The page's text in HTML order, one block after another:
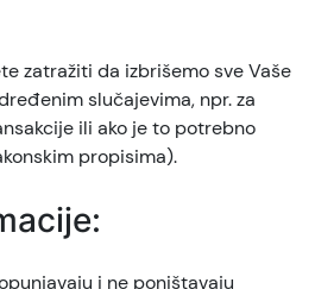
zatražiti da izbrišemo sve Vaše
slučajevima, npr. za
ili ako je to potrebno
propisima).
i ne poništavaju